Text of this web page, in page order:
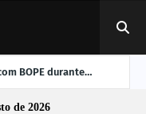
BOPE durante
de 2026